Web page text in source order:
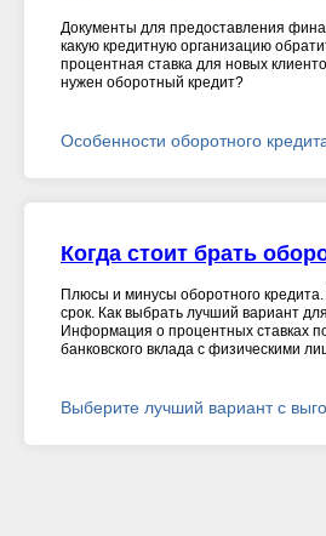
Документы для предоставления
какую кредитную организацию
процентная ставка для новых
нужен оборотный кредит?
Особенности оборотного
Когда стоит брать
Плюсы и минусы оборотного
срок. Как выбрать лучший вариант
Информация о процентных ставках
банковского вклада с физическими
Выберите лучший вариант с